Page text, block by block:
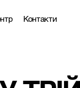
Контакти